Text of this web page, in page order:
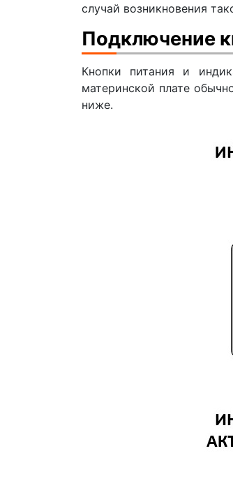
случай возникновения
Подключение
Кнопки питания и
материнской плате
ниже.